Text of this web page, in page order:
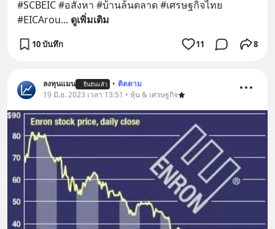
#SCBEIC #อสังหา #บ้านล้นตลาด #เศรษฐกิจไทย
#EICArou... ดูเพิ่มเติม
10 บันทึก 11 8
ลงทุนแมน ยืนยันแล้ว • ติดตาม
19 มิ.ย. 2023 เวลา 13:51 • หุ้น & เศรษฐกิจ